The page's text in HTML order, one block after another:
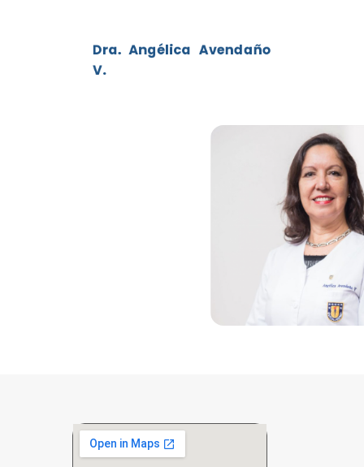
Dra. Angélica Avendaño
V.